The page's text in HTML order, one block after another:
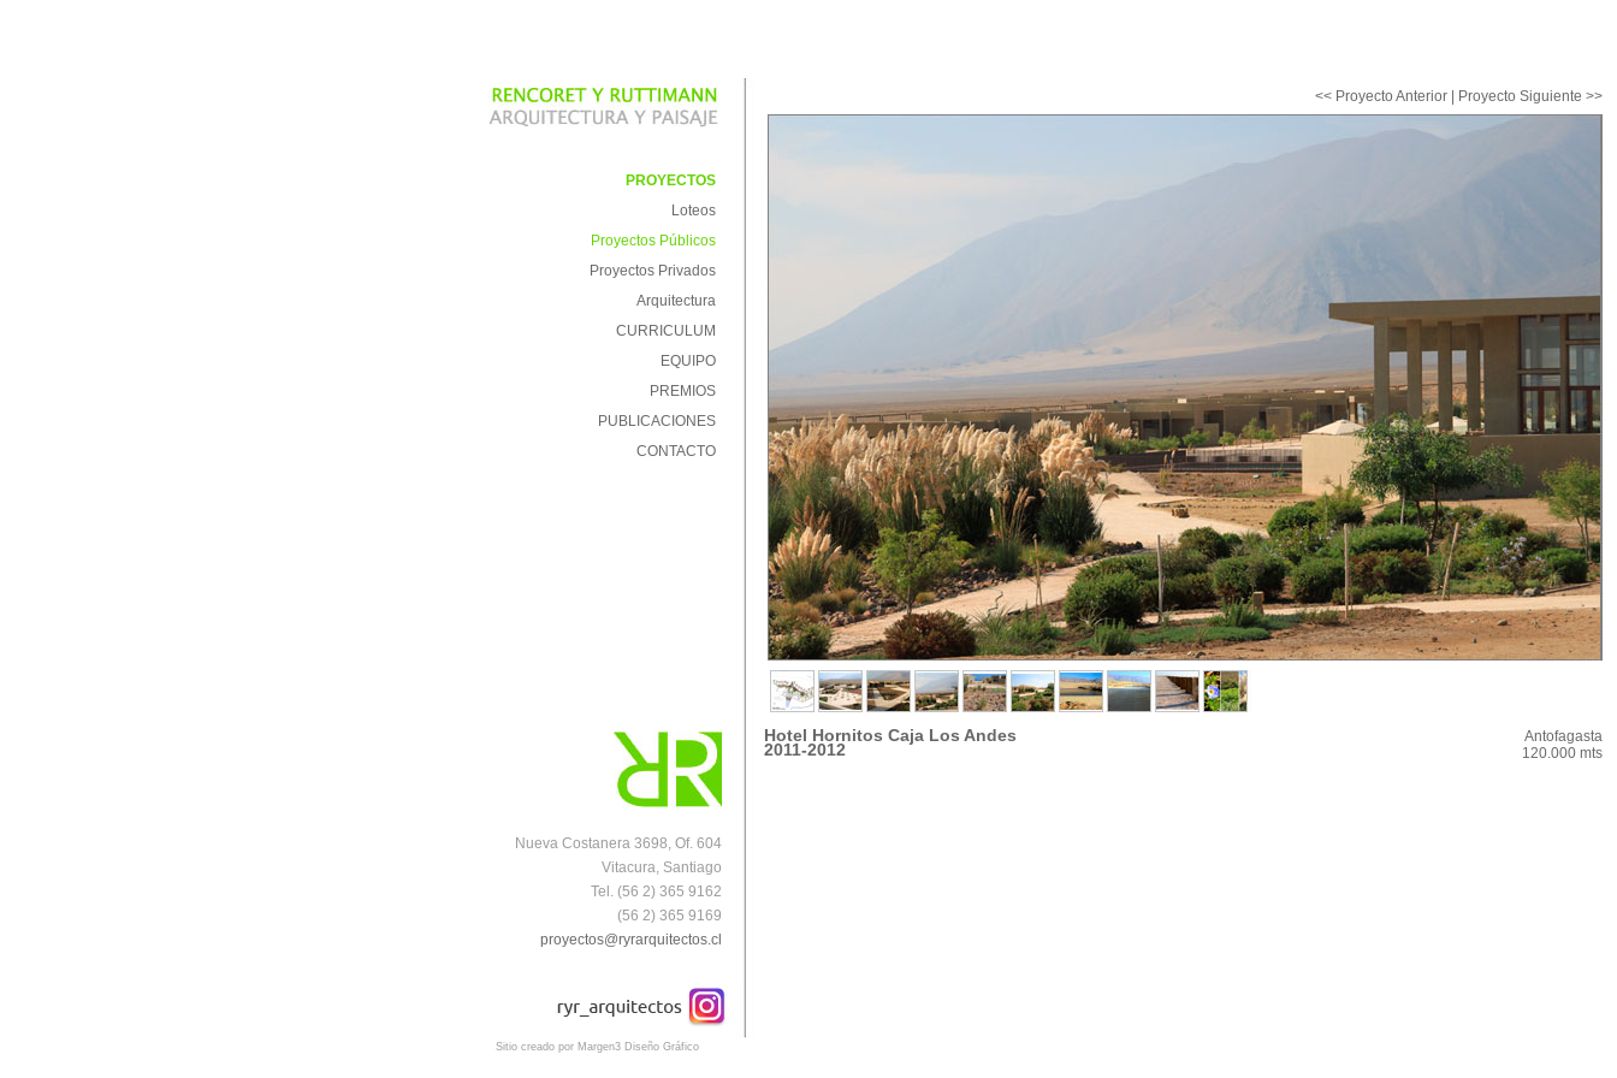
PROYECTOS
Loteos
Proyectos Públicos
Proyectos Privados
Arquitectura
CURRICULUM
EQUIPO
PREMIOS
PUBLICACIONES
CONTACTO
Nueva Costanera 3698, Of. 604
Vitacura, Santiago
Tel. (56 2) 365 9162
(56 2) 365 9169
proyectos@ryrarquitectos.cl
<< Proyecto Anterior Proyecto Siguiente >>
Hotel Hornitos Caja Los Andes
2011-2012
Antofagasta
120.000 mts
Sitio creado por Margen3 Diseño Gráfico